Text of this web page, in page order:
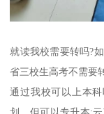
就读我校需要转吗?
省三校生高考不需要
通过我校可以上本